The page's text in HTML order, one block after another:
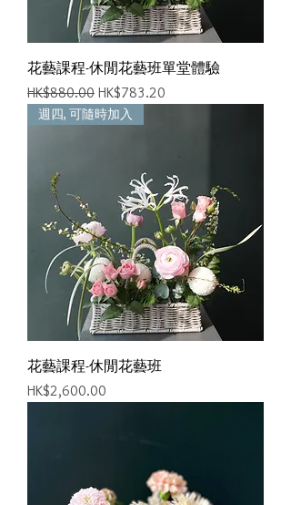
花藝課程-休閒花藝班單堂體驗
一般價格
HK$880.00 促銷價格
HK$783.20
週四, 可隨時加入
花藝課程-休閒花藝班
價格
HK$2,600.00